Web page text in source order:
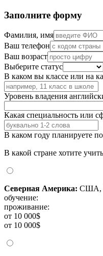
Заполните форму
Фамилия, имя
Ваш телефон
Ваш возраст
Выберите статус
В каком вы классе или на
Уровень владения
Какая специальность или
В каком году планируете
В какой стране хотите
Северная Америка: США,
обучение:
проживание:
от 10 000$
от 10 000$